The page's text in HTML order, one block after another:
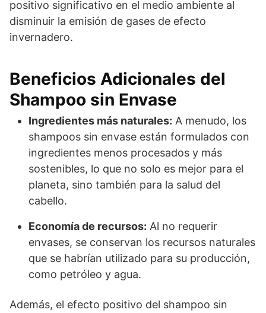
positivo significativo en el medio ambiente al
disminuir la emisión de gases de efecto
invernadero.
Beneficios Adicionales del
Shampoo sin Envase
Ingredientes más naturales: A menudo, los
shampoos sin envase están formulados con
ingredientes menos procesados y más
sostenibles, lo que no solo es mejor para el
planeta, sino también para la salud del
cabello.
Economía de recursos: Al no requerir
envases, se conservan los recursos naturales
que se habrían utilizado para su producción,
como petróleo y agua.
Además, el efecto positivo del shampoo sin